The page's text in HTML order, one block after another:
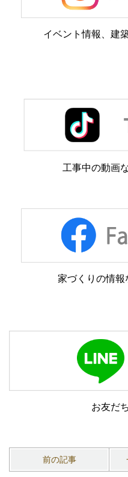
イベント情報、建
工事中の動画
家づくりの情報
お友だ
前の記事